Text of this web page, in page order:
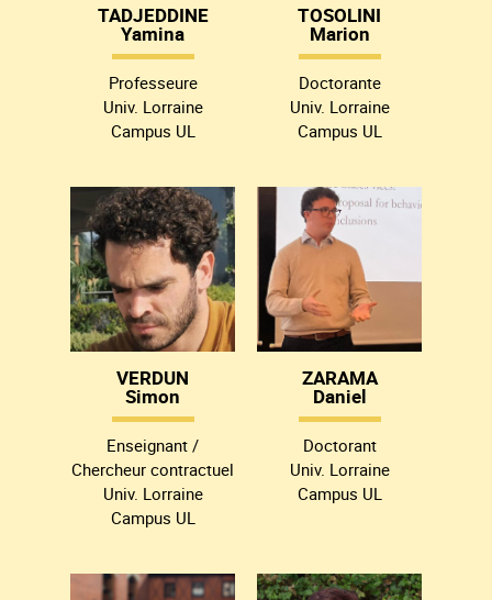
TADJEDDINE
Yamina
Professeure
Univ. Lorraine
Campus UL
TOSOLINI
Marion
Doctorante
Univ. Lorraine
Campus UL
VERDUN
Simon
Enseignant /
Chercheur contractuel
Univ. Lorraine
Campus UL
ZARAMA
Daniel
Doctorant
Univ. Lorraine
Campus UL